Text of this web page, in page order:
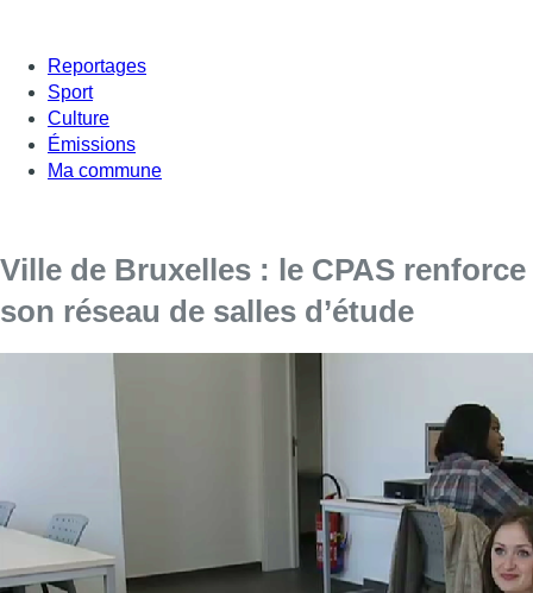
Reportages
Sport
Culture
Émissions
Ma commune
Ville de Bruxelles : le CPAS renforce
son réseau de salles d’étude